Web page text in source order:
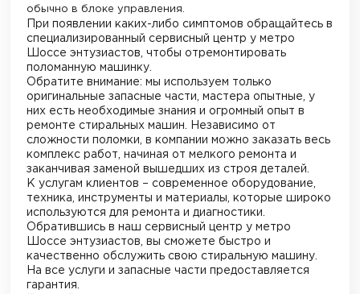
обычно в блоке управления.
При появлении каких-либо симптомов обращайтесь в
специализированный сервисный центр у метро
Шоссе энтузиастов
, чтобы отремонтировать
поломанную машинку.
Обратите внимание: мы используем только
оригинальные запасные части, мастера опытные, у
них есть необходимые знания и огромный опыт в
ремонте стиральных машин. Независимо от
сложности поломки, в компании можно заказать весь
комплекс работ, начиная от мелкого ремонта и
заканчивая заменой вышедших из строя деталей.
К услугам клиентов – современное оборудование,
техника, инструменты и материалы, которые широко
используются для ремонта и диагностики.
Обратившись в наш сервисный центр у метро
Шоссе энтузиастов
, вы сможете быстро и
качественно обслужить свою стиральную машину.
На все услуги и запасные части предоставляется
гарантия.